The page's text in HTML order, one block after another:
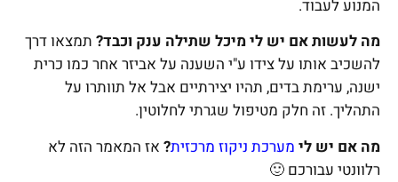
המנוע לעבוד.
מה לעשות אם יש לי מיכל שתילה ענק וכבד? תמצאו דרך
להשכיב אותו על צידו ע"י השענה על אביזר אחר כמו כרית
ישנה, ערימת בדים, תהיו יצירתיים אבל אל תוותרו על
התהליך. זה חלק מטיפול שגרתי לחלוטין.
מה אם יש לי מערכת ניקוז מרכזית? אז המאמר הזה לא
רלוונטי עבורכם 🙂